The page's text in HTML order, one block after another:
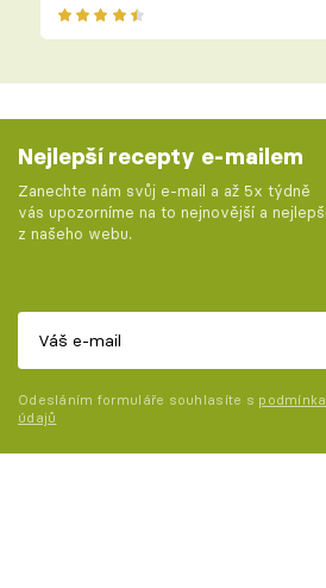
Nejlepší recepty e-mailem
Zanechte nám svůj e-mail a až 5x týdně
vás upozorníme na to nejnovější a
z našeho webu.
Odesláním formuláře souhlasíte s
údajů